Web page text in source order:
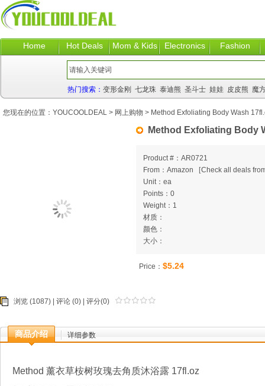
Home Hot Deals Mom & Kids Electronics Fashion
热门搜索： 变形金刚 七龙珠 泰迪熊 圣斗士 娃娃 皮皮熊 魔
Method Exfoliating Body
Product #：AR0721
From：Amazon
[Check all deals
Unit：ea
Points：0
Weight：1
材质：
颜色：
大小：
Price： $5.24
浏览 (1087) | 评论 (0) | 评分(0)
商品介绍 详细参数
Method 薰衣草桉树玫瑰去角质沐浴露 17fl.oz
您现在的位置： YOUCOOLDEAL > 网上购物 > Method Exfoliating Body Wash